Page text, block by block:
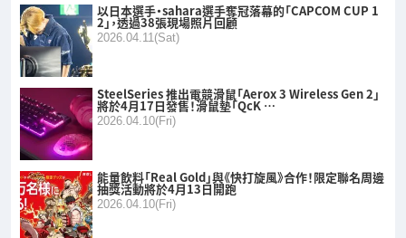
以日本選手・sahara選手奪冠落幕的「CAPCOM CUP 1
2」，透過38張現場照片回顧
2026.04.11(Sat)
SteelSeries 推出電競滑鼠「Aerox 3 Wireless Gen 2」
將於4月17日發售！滑鼠墊「QcK …
2026.04.10(Fri)
能量飲料「Real Gold」與《快打旋風》合作！限定聯名周邊
抽獎活動將於4月13日開跑
2026.04.10(Fri)